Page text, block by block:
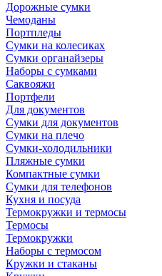
Дорожные сумки
Чемоданы
Портпледы
Сумки на колесиках
Сумки органайзеры
Наборы с сумками
Саквояжи
Портфели
Для документов
Сумки для документов
Сумки на плечо
Сумки-холодильники
Пляжные сумки
Компактные сумки
Сумки для телефонов
Кухня и посуда
Термокружки и термосы
Термосы
Термокружки
Наборы с термосом
Кружки и стаканы